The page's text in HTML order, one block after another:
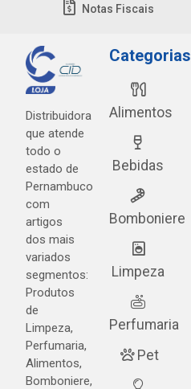
Notas Fiscais
Distribuidora
que atende
todo o
estado de
Pernambuco
com
artigos
dos mais
variados
segmentos:
Produtos
de
Limpeza,
Perfumaria,
Alimentos,
Bomboniere,
Categorias
Alimentos
Bebidas
Bomboniere
Limpeza
Perfumaria
Pet